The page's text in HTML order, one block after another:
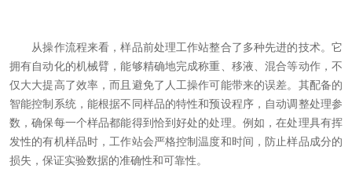
从操作流程来看，样品前处理工作站整合了多种先进的技术。它
拥有自动化的机械臂，能够精确地完成称重、移液、混合等动作，不
仅大大提高了效率，而且避免了人工操作可能带来的误差。其配备的
智能控制系统，能根据不同样品的特性和预设程序，自动调整处理参
数，确保每一个样品都能得到恰到好处的处理。例如，在处理具有挥
发性的有机样品时，工作站会严格控制温度和时间，防止样品成分的
损失，保证实验数据的准确性和可靠性。